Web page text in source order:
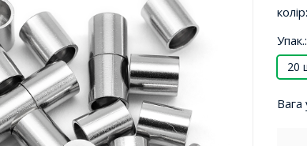
колір:
Упак.:
20
Вага